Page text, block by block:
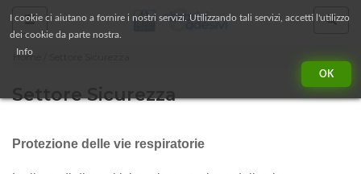
Side
Navigation
Cerca
Home
Settore Sicurezza
Protezione delle vie respiratorie
I cookie ci aiutano a fornire i nostri servizi. Utilizzando tali servizi, accetti l'utilizzo
dei cookie da parte nostra.
Info
OK